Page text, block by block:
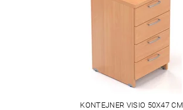
KONTEJNER VISIO 50X47 CM